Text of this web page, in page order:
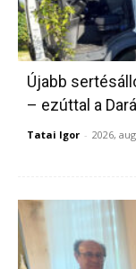
Újabb
– ezúttal a
Tatai Igor - 2026,